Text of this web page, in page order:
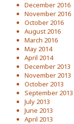
December 2016
November 2016
October 2016
August 2016
March 2016
May 2014
April 2014
December 2013
November 2013
October 2013
September 2013
July 2013
June 2013
April 2013